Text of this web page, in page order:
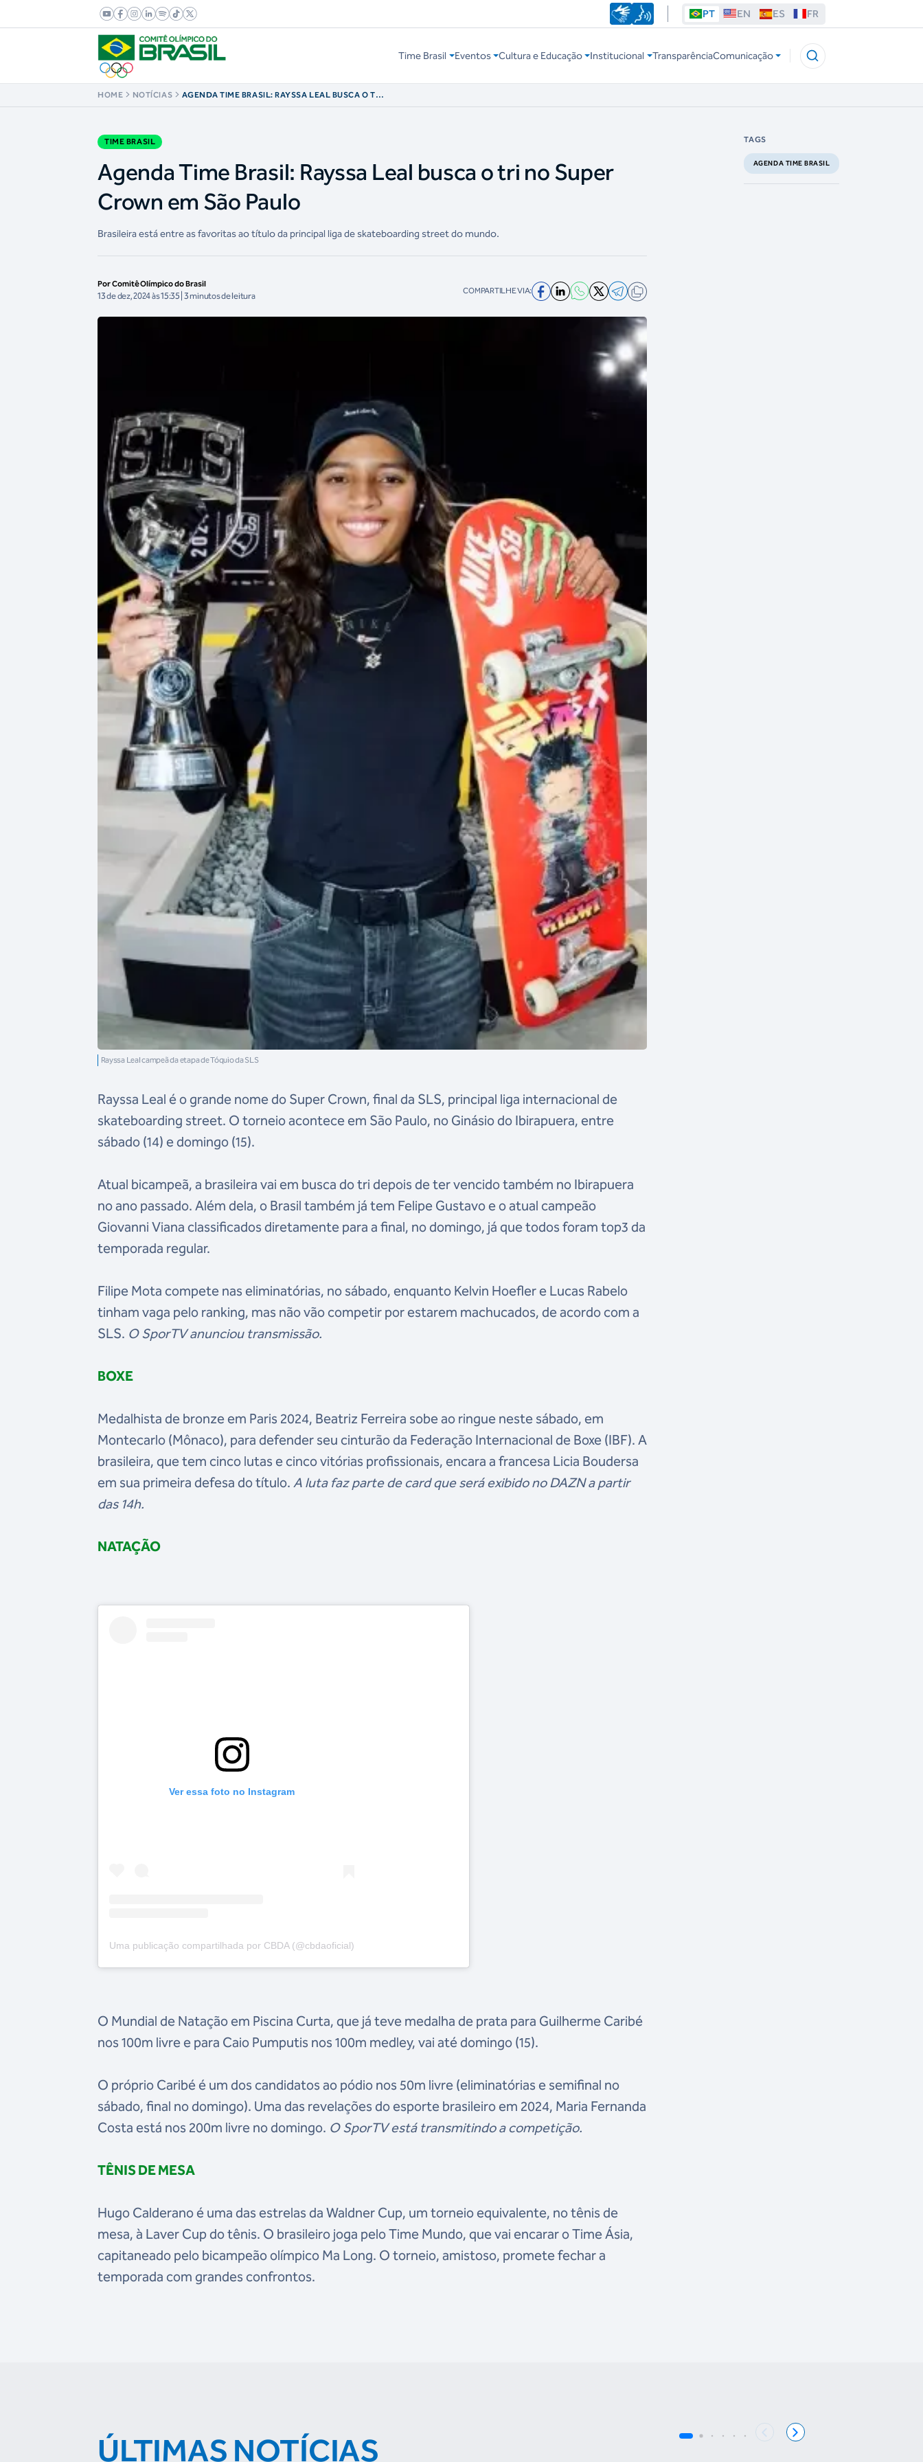
PT EN ES FR
Time Brasil Eventos Cultura e Educação Institucional TransparênciaComunicação
HOME NOTÍCIAS
AGENDA TIME BRASIL: RAYSSA LEAL BUSCA O TRI
TIME BRASIL
Agenda Time Brasil: Rayssa Leal busca o tri no Super
Crown em São Paulo
Brasileira está entre as favoritas ao título da principal liga de skateboarding street do mundo.
Por Comitê Olímpico do Brasil
13 de dez, 2024 às 15:35 | 3 minutos de leitura COMPARTILHE VIA:
Rayssa Leal campeã da etapa de Tóquio da SLS
Rayssa Leal é o grande nome do Super Crown, final da SLS, principal liga internacional de
skateboarding street. O torneio acontece em São Paulo, no Ginásio do Ibirapuera, entre
sábado (14) e domingo (15).
Atual bicampeã, a brasileira vai em busca do tri depois de ter vencido também no Ibirapuera
no ano passado. Além dela, o Brasil também já tem Felipe Gustavo e o atual campeão
Giovanni Viana classificados diretamente para a final, no domingo, já que todos foram top3 da
temporada regular.
Filipe Mota compete nas eliminatórias, no sábado, enquanto Kelvin Hoefler e Lucas Rabelo
tinham vaga pelo ranking, mas não vão competir por estarem machucados, de acordo com a
SLS. O SporTV anunciou transmissão.
BOXE
Medalhista de bronze em Paris 2024, Beatriz Ferreira sobe ao ringue neste sábado, em
Montecarlo (Mônaco), para defender seu cinturão da Federação Internacional de Boxe (IBF). A
brasileira, que tem cinco lutas e cinco vitórias profissionais, encara a francesa Licia Boudersa
em sua primeira defesa do título.A luta faz parte de card que será exibido no DAZN a partir
das 14h.
NATAÇÃO
Ver essa foto no Instagram
Uma publicação compartilhada por CBDA (@cbdaoficial)
O Mundial de Natação em Piscina Curta, que já teve medalha de prata para Guilherme Caribé
nos 100m livre e para Caio Pumputis nos 100m medley, vai até domingo (15).
O próprio Caribé é um dos candidatos ao pódio nos 50m livre (eliminatórias e semifinal no
sábado, final no domingo). Uma das revelações do esporte brasileiro em 2024, Maria Fernanda
Costa está nos 200m livre no domingo. O SporTV está transmitindo a competição.
TÊNIS DE MESA
Hugo Calderano é uma das estrelas da Waldner Cup, um torneio equivalente, no tênis de
mesa, à Laver Cup do tênis. O brasileiro joga pelo Time Mundo, que vai encarar o Time Ásia,
capitaneado pelo bicampeão olímpico Ma Long. O torneio, amistoso, promete fechar a
temporada com grandes confrontos.
TAGS
AGENDA TIME BRASIL
ÚLTIMAS NOTÍCIAS